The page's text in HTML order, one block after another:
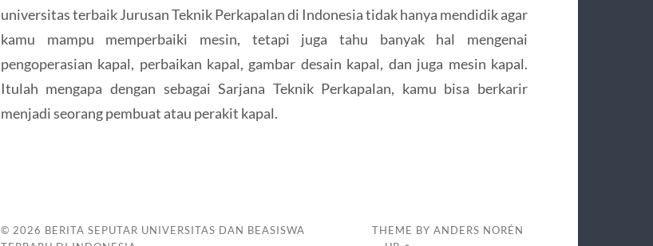
universitas terbaik Jurusan Teknik Perkapalan di Indonesia tidak hanya mendidik agar
kamu mampu memperbaiki mesin, tetapi juga tahu banyak hal mengenai
pengoperasian kapal, perbaikan kapal, gambar desain kapal, dan juga mesin kapal.
Itulah mengapa dengan sebagai Sarjana Teknik Perkapalan, kamu bisa berkarir
menjadi seorang pembuat atau perakit kapal.
© 2026 BERITA SEPUTAR UNIVERSITAS DAN BEASISWA
THEME BY ANDERS NORÉN